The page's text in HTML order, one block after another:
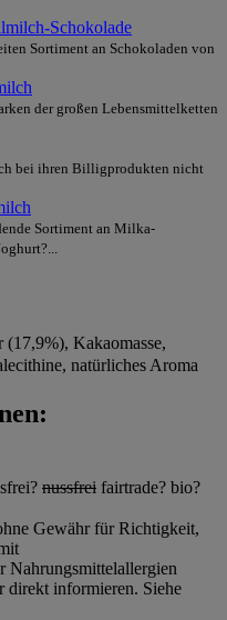
Schokolade
Sortiment an Schokoladen von
der großen Lebensmittelketten
bei ihren Billigprodukten nicht
Sortiment an Milka-
Kakaomasse,
natürliches Aroma
nussfrei fairtrade? bio?
Gewähr für Richtigkeit,
Nahrungsmittelallergien
direkt informieren. Siehe